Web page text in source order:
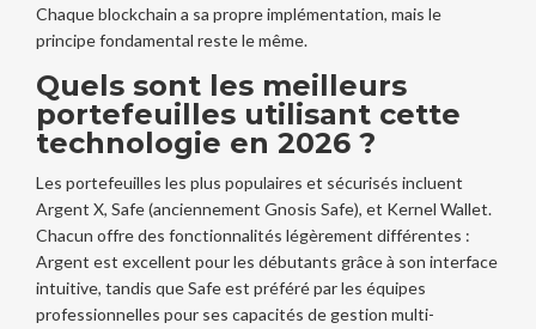
Chaque blockchain a sa propre implémentation, mais le
principe fondamental reste le même.
Quels sont les meilleurs
portefeuilles utilisant cette
technologie en 2026 ?
Les portefeuilles les plus populaires et sécurisés incluent
Argent X, Safe (anciennement Gnosis Safe), et Kernel Wallet.
Chacun offre des fonctionnalités légèrement différentes :
Argent est excellent pour les débutants grâce à son interface
intuitive, tandis que Safe est préféré par les équipes
professionnelles pour ses capacités de gestion multi-